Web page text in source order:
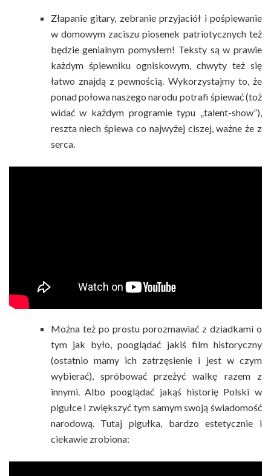
Złapanie gitary, zebranie przyjaciół i pośpiewanie
w domowym zaciszu piosenek patriotycznych też
będzie genialnym pomysłem! Teksty są w prawie
każdym śpiewniku ogniskowym, chwyty też się
łatwo znajdą z pewnością. Wykorzystajmy to, że
ponad połowa naszego narodu potrafi śpiewać (toż
widać w każdym programie typu „talent-show”),
reszta niech śpiewa co najwyżej ciszej, ważne że z
serca.
Można też po prostu porozmawiać z dziadkami o
tym jak było, pooglądać jakiś film historyczny
(ostatnio mamy ich zatrzęsienie i jest w czym
wybierać), spróbować przeżyć walkę razem z
innymi. Albo pooglądać jakąś historię Polski w
pigułce i zwiększyć tym samym swoją świadomość
narodową. Tutaj pigułka, bardzo estetycznie i
ciekawie zrobiona: